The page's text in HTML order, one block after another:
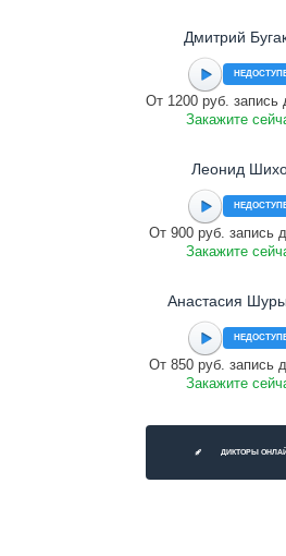
Дмитрий
От 1200 руб. запись
Закажите
Леонид
От 900 руб. запись
Закажите
Анастасия
От 850 руб. запись
Закажите
ДИКТОРЫ